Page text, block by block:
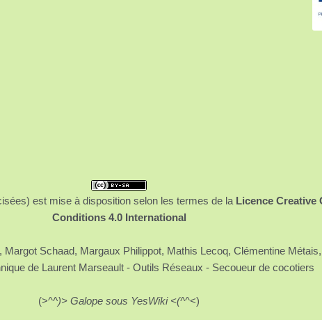
est mise à disposition selon les termes de la Licence Creative
Conditions 4.0 International
Schaad, Margaux Philippot, Mathis Lecoq, Clémentine
de Laurent Marseault - Outils Réseaux - Secoueur de cocotiers
(>^^)> Galope sous YesWiki <(^^<)